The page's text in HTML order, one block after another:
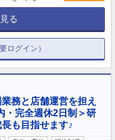
る
ログイン）
務と店舗運営を担え
・完全週休2日制＞研
も目指せます♪